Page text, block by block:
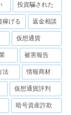
投資騙された
稼げる 返金相談
仮想通貨
被害報告
法 情報商材
仮想通貨評判
暗号資産詐欺